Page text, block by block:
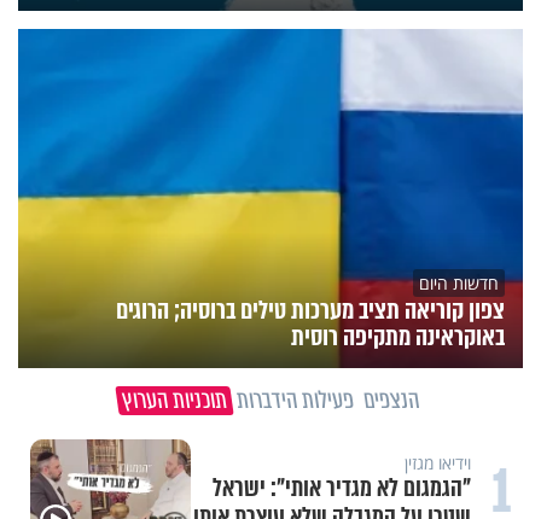
חדשות היום
צפון קוריאה תציב מערכות טילים ברוסיה; הרוגים
באוקראינה מתקיפה רוסית
הנצפים פעילות הידברות תוכניות הערוץ
1 וידיאו מגזין
"הגמגום לא מגדיר אותי": ישראל